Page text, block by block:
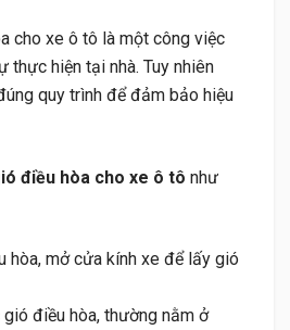
cho xe ô tô là một công việc
thực hiện tại nhà. Tuy nhiên
quy trình để đảm bảo hiệu
điều hòa cho xe ô tô như
hòa, mở cửa kính xe để lấy gió
điều hòa, thường nằm ở